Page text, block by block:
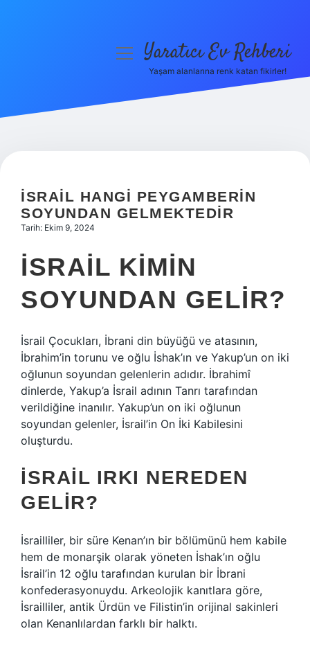
Hakkımızda
menüyüYaratıcı Ev Rehberi
Yaşam alanlarına renk katan fikirler!
İSRAIL HANGI PEYGAMBERIN
SOYUNDAN GELMEKTEDIR
Tarih: Ekim 9, 2024
İSRAIL KIMIN
SOYUNDAN GELIR?
İsrail Çocukları, İbrani din büyüğü ve atasının,
İbrahim’in torunu ve oğlu İshak’ın ve Yakup’un on iki
oğlunun soyundan gelenlerin adıdır. İbrahimî
dinlerde, Yakup’a İsrail adının Tanrı tarafından
verildiğine inanılır. Yakup’un on iki oğlunun
soyundan gelenler, İsrail’in On İki Kabilesini
oluşturdu.
İSRAIL IRKI NEREDEN
GELIR?
İsrailliler, bir süre Kenan’ın bir bölümünü hem kabile
hem de monarşik olarak yöneten İshak’ın oğlu
İsrail’in 12 oğlu tarafından kurulan bir İbrani
konfederasyonuydu. Arkeolojik kanıtlara göre,
İsrailliler, antik Ürdün ve Filistin’in orijinal sakinleri
olan Kenanlılardan farklı bir halktı.